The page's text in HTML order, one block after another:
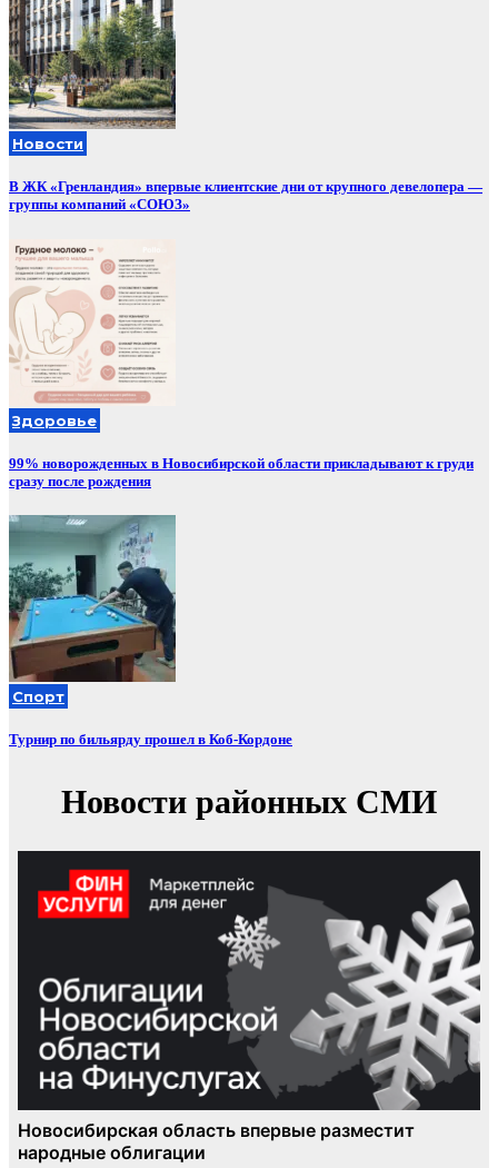
Новости
В ЖК «Гренландия» впервые клиентские дни от крупного девелопера —
группы компаний «СОЮЗ»
Здоровье
99% новорожденных в Новосибирской области прикладывают к груди
сразу после рождения
Спорт
Турнир по бильярду прошел в Коб-Кордоне